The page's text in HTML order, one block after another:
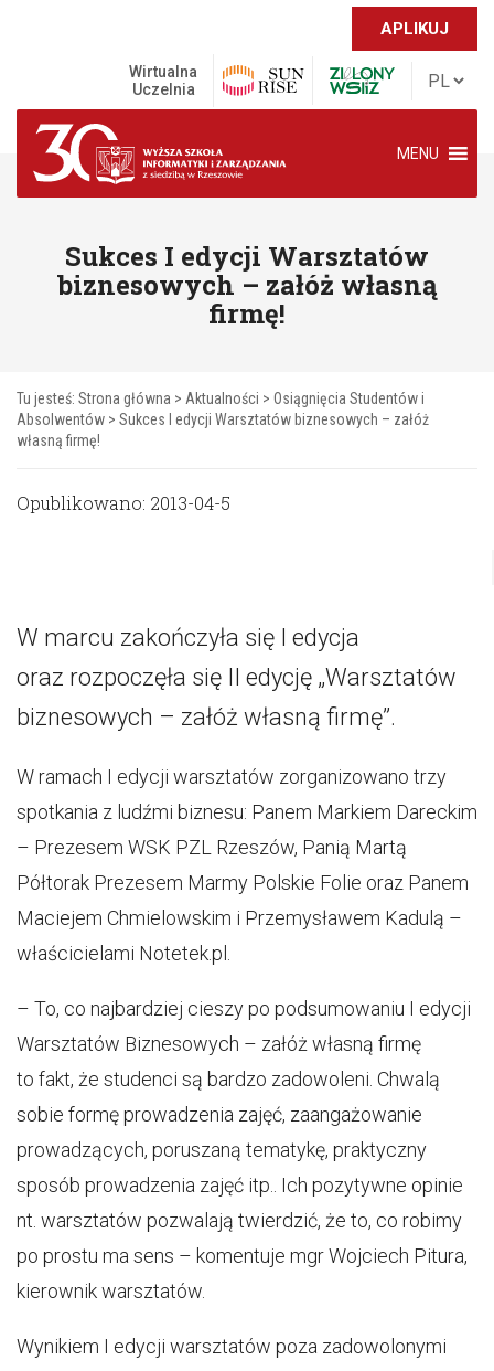
APLIKUJ
Wirtualna
Uczelnia
MENU
Sukces I edycji Warsztatów
biznesowych – załóż własną
firmę!
Tu jesteś: Strona główna > Aktualności > Osiągnięcia Studentów i
Absolwentów > Sukces I edycji Warsztatów biznesowych – załóż
własną firmę!
Opublikowano: 2013-04-5
W marcu zakończyła się I edycja
oraz rozpoczęła się II edycję „Warsztatów
biznesowych – załóż własną firmę”.
W ramach I edycji warsztatów zorganizowano trzy
spotkania z ludźmi biznesu: Panem Markiem Dareckim
– Prezesem WSK PZL Rzeszów, Panią Martą
Półtorak Prezesem Marmy Polskie Folie oraz Panem
Maciejem Chmielowskim i Przemysławem Kadulą –
właścicielami Notetek.pl.
– To, co najbardziej cieszy po podsumowaniu I edycji
Warsztatów Biznesowych – załóż własną firmę
to fakt, że studenci są bardzo zadowoleni. Chwalą
sobie formę prowadzenia zajęć, zaangażowanie
prowadzących, poruszaną tematykę, praktyczny
sposób prowadzenia zajęć itp.. Ich pozytywne opinie
nt. warsztatów pozwalają twierdzić, że to, co robimy
po prostu ma sens – komentuje mgr Wojciech Pitura,
kierownik warsztatów.
Wynikiem I edycji warsztatów poza zadowolonymi